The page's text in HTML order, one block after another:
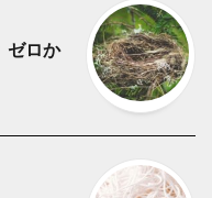
ゼロか